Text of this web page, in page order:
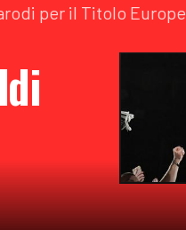
per il Titolo